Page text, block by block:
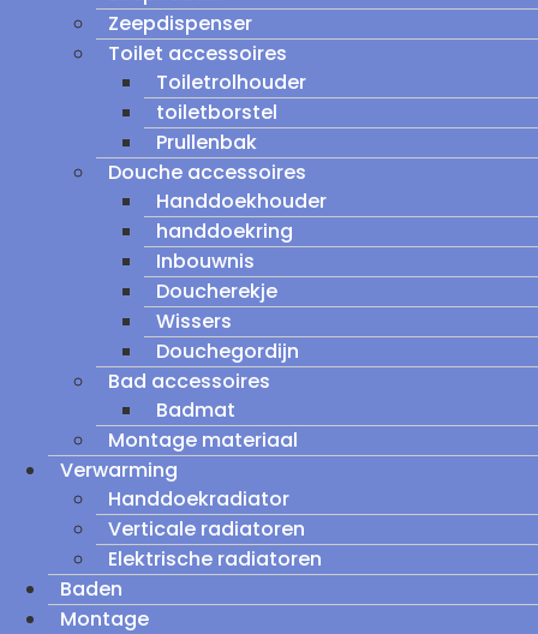
Zeepdispenser
Toilet accessoires
Toiletrolhouder
toiletborstel
Prullenbak
Douche accessoires
Handdoekhouder
handdoekring
Inbouwnis
Doucherekje
Wissers
Douchegordijn
Bad accessoires
Badmat
Montage materiaal
Verwarming
Handdoekradiator
Verticale radiatoren
Elektrische radiatoren
Baden
Montage